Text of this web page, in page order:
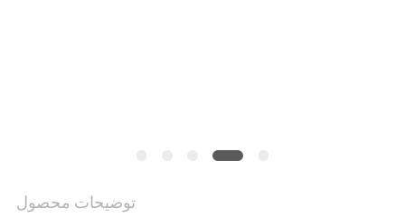
توضیحات محصول